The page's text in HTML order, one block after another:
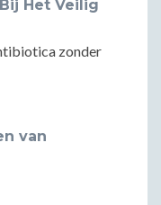
Het Veilig
zonder
van